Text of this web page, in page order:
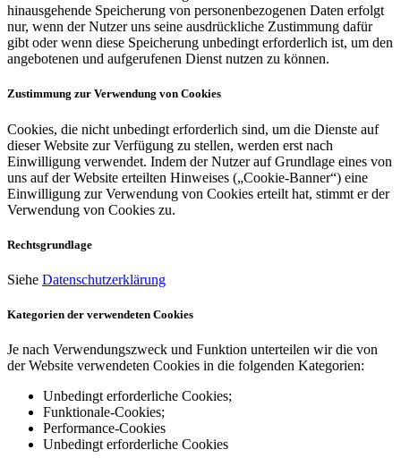
hinausgehende Speicherung von personenbezogenen Daten erfolgt
nur, wenn der Nutzer uns seine ausdrückliche Zustimmung dafür
gibt oder wenn diese Speicherung unbedingt erforderlich ist, um den
angebotenen und aufgerufenen Dienst nutzen zu können.
Zustimmung zur Verwendung von Cookies
Cookies, die nicht unbedingt erforderlich sind, um die Dienste auf
dieser Website zur Verfügung zu stellen, werden erst nach
Einwilligung verwendet. Indem der Nutzer auf Grundlage eines von
uns auf der Website erteilten Hinweises („Cookie-Banner“) eine
Einwilligung zur Verwendung von Cookies erteilt hat, stimmt er der
Verwendung von Cookies zu.
Rechtsgrundlage
Siehe Datenschutzerklärung
Kategorien der verwendeten Cookies
Je nach Verwendungszweck und Funktion unterteilen wir die von
der Website verwendeten Cookies in die folgenden Kategorien:
Unbedingt erforderliche Cookies;
Funktionale-Cookies;
Performance-Cookies
Unbedingt erforderliche Cookies